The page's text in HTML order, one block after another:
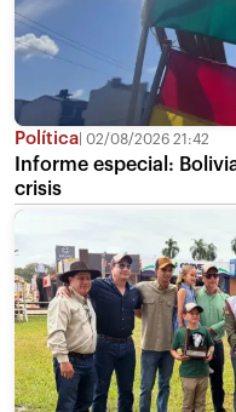
Política 02/08/2026 21:42
Informe especial:
crisis